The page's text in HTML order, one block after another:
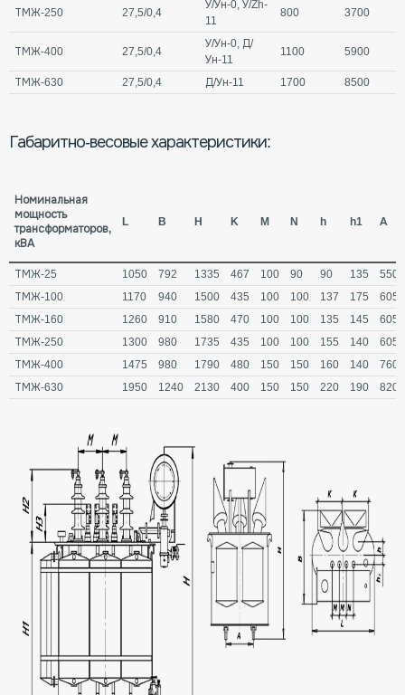
ТМЖ-250 27,5/0,4
У/Ун-0, У/Zh-
11
800 3700
ТМЖ-400 27,5/0,4
У/Ун-0, Д/
Ун-11
1100 5900
ТМЖ-630 27,5/0,4 Д/Ун-11 1700 8500
Габаритно-весовые характеристики:
Номинальная
мощность
трансформаторов,
кВА
L B H K M N h h1 A
ТМЖ-25 1050 792 1335 467 100 90 90 135
550
ТМЖ-100
1170 940 1500 435 100 100 137 175
605
ТМЖ-160
1260 910 1580 470 100 100 135 145
605
ТМЖ-250
1300 980 1735 435 100 100 155 140
605
ТМЖ-400
1475 980 1790 480 150 150 160 140
760
ТМЖ-630
1950 1240 2130 400 150 150 220 190 820